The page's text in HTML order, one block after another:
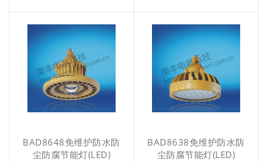
BAD8648免维护防水防
尘防腐节能灯(LED)
BAD8638免维护防水防
尘防腐节能灯(LED)